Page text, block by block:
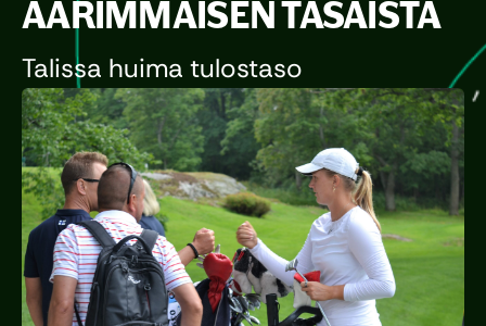
ÄÄRIMMÄISEN TASAISTA
Talissa huima tulostaso